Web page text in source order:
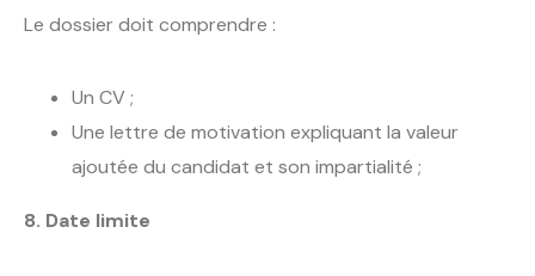
Le dossier doit comprendre :
Un CV ;
Une lettre de motivation expliquant la valeur
ajoutée du candidat et son impartialité ;
8. Date limite